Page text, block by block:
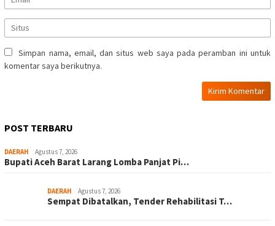
Simpan nama, email, dan situs web saya pada peramban ini untuk
komentar saya berikutnya.
POST TERBARU
DAERAH Agustus 7, 2026
Bupati Aceh Barat Larang Lomba Panjat Pi…
DAERAH Agustus 7, 2026
Sempat Dibatalkan, Tender Rehabilitasi T…